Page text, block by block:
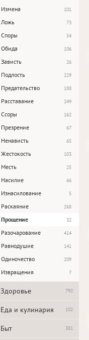
Измена 101
Ложь 73
Споры 54
Обида 106
Зависть 26
Подлость 229
Предательство 188
Расставание 249
Ссоры 162
Презрение 67
Ненависть 65
Жестокость 103
Месть 25
Насилие 66
Изнасилование 5
Раскаяние 268
Прощение 32
Разочарование 414
Равнодушие 141
Одиночество 209
Извращения 7
Здоровье 792
Еда и кулинария 102
Быт 381